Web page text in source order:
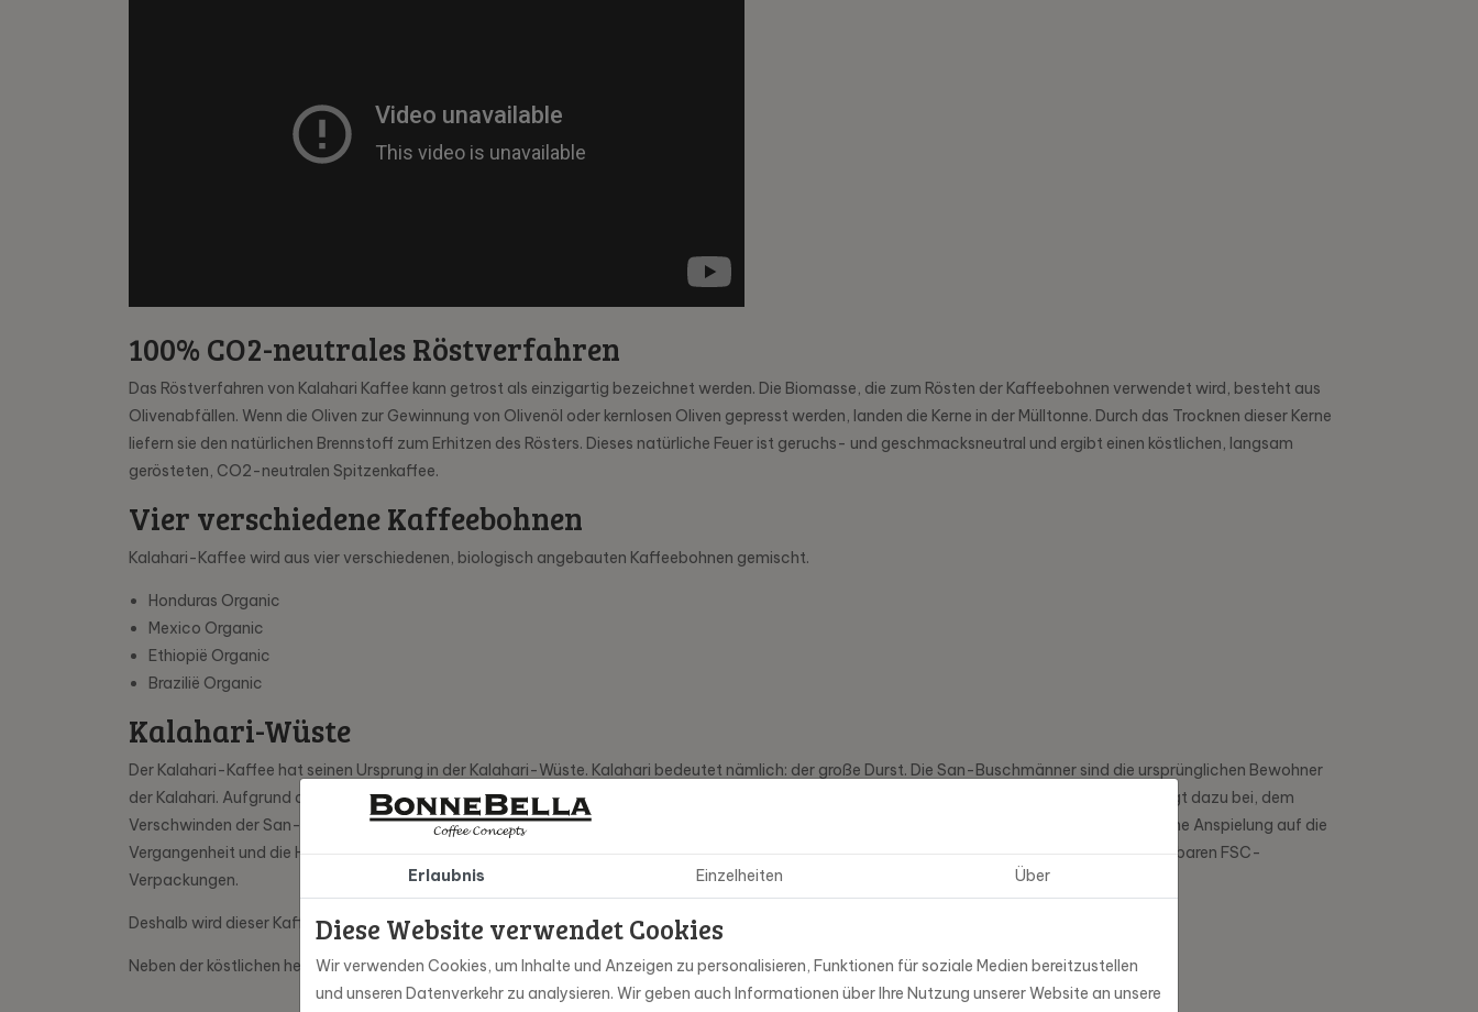
100% CO2-neutrales Röstverfahren
Das Röstverfahren von Kalahari Kaffee kann getrost als einzigartig bezeichnet werden. Die Biomasse, die zum Rösten der Kaffeebohnen verwendet wird, besteht aus
Olivenabfällen. Wenn die Oliven zur Gewinnung von Olivenöl oder kernlosen Oliven gepresst werden, landen die Kerne in der Mülltonne. Durch das Trocknen dieser Kerne
liefern sie den natürlichen Brennstoff zum Erhitzen des Rösters. Dieses natürliche Feuer ist geruchs- und geschmacksneutral und ergibt einen köstlichen, langsam
gerösteten, CO2-neutralen Spitzenkaffee.
Vier verschiedene Kaffeebohnen
Kalahari-Kaffee wird aus vier verschiedenen, biologisch angebauten Kaffeebohnen gemischt.
Honduras Organic
Mexico Organic
Ethiopië Organic
Brazilië Organic
Kalahari-Wüste
Der Kalahari-Kaffee hat seinen Ursprung in der Kalahari-Wüste. Kalahari bedeutet nämlich: der große Durst. Die San-Buschmänner sind die ursprünglichen Bewohner
der Kalahari. Aufgrund der klimatischen Veränderungen wird das Leben in der Kalahari-Wüste jedoch immer schwieriger. Der Kalahari-Kaffee trägt dazu bei, dem
Verschwinden der San-Buschmänner entgegenzuwirken und bietet den Bewohnern in und um die Kalahari Hilfe an. Das Verpackungsdesign ist eine Anspielung auf die
Vergangenheit und die Höhlenmalereien der San-Buschmänner. Die Verpackung selbst ist eine Anspielung auf die Zukunft mit vollständig recycelbaren FSC-
Verpackungen.
Deshalb wird dieser Kaffee auch "Kaffee mit Gewissen" genannt.
Neben der köstlichen hellen Röstung haben wir auch einen dunkel gerösteten Kalahari-Kaffee in unserem Sortiment.
Erlaubnis Einzelheiten Über
Diese Website verwendet Cookies
Wir verwenden Cookies, um Inhalte und Anzeigen zu personalisieren, Funktionen für soziale Medien bereitzustellen
und unseren Datenverkehr zu analysieren. Wir geben auch Informationen über Ihre Nutzung unserer Website an unsere